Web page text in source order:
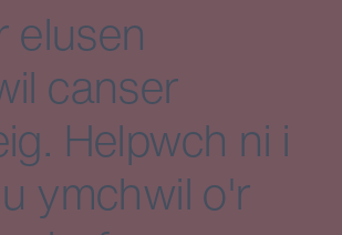
elusen
canser
Helpwch ni i
ymchwil o'r